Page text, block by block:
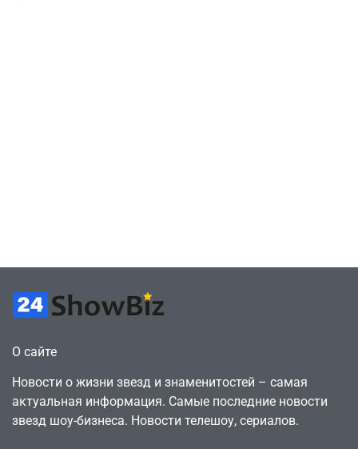
О сайте
Новости о жизни звезд и знаменитостей – самая
актуальная информация. Самые последние новости
звезд шоу-бизнеса. Новости телешоу, сериалов.